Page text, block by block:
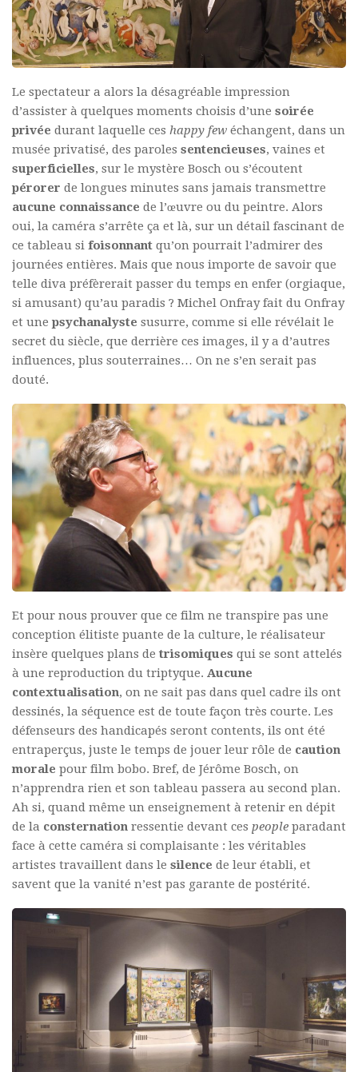
Le spectateur a alors la désagréable impression
d’assister à quelques moments choisis d’une soirée
privée durant laquelle ces happy few échangent, dans un
musée privatisé, des paroles sentencieuses, vaines et
superficielles, sur le mystère Bosch ou s’écoutent
pérorer de longues minutes sans jamais transmettre
aucune connaissance de l’œuvre ou du peintre. Alors
oui, la caméra s’arrête ça et là, sur un détail fascinant de
ce tableau si foisonnant qu’on pourrait l’admirer des
journées entières. Mais que nous importe de savoir que
telle diva préfèrerait passer du temps en enfer (orgiaque,
si amusant) qu’au paradis ? Michel Onfray fait du Onfray
et une psychanalyste susurre, comme si elle révélait le
secret du siècle, que derrière ces images, il y a d’autres
influences, plus souterraines… On ne s’en serait pas
douté.
Et pour nous prouver que ce film ne transpire pas une
conception élitiste puante de la culture, le réalisateur
insère quelques plans de trisomiques qui se sont attelés
à une reproduction du triptyque. Aucune
contextualisation, on ne sait pas dans quel cadre ils ont
dessinés, la séquence est de toute façon très courte. Les
défenseurs des handicapés seront contents, ils ont été
entraperçus, juste le temps de jouer leur rôle de caution
morale pour film bobo. Bref, de Jérôme Bosch, on
n’apprendra rien et son tableau passera au second plan.
Ah si, quand même un enseignement à retenir en dépit
de la consternation ressentie devant ces people paradant
face à cette caméra si complaisante : les véritables
artistes travaillent dans le silence de leur établi, et
savent que la vanité n’est pas garante de postérité.